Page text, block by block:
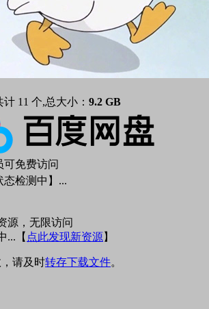
11 个,总大小： 9.2 GB
可免费访问
态检测中】 ...
源，无限访问
...【 点此发现新资源】
请及时转存下载文件。